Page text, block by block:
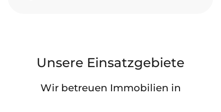
Unsere Einsatzgebiete
Wir betreuen Immobilien in